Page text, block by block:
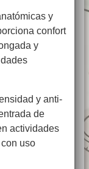
y
confort
y
y anti-
de
actividades
uso